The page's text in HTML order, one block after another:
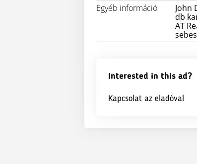
Egyéb információ
John
db
AT
Interested in this ad?
Kapcsolat az eladóval